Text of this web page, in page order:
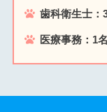
歯科衛生士：
医療事務：1名